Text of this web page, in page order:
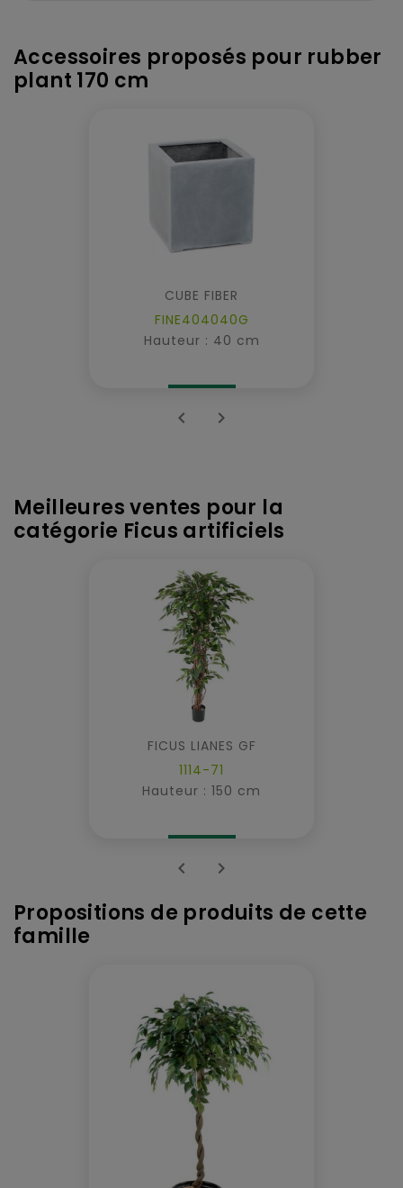
Accessoires proposés pour rubber
plant 170 cm
CUBE FIBER
FINE404040G
Hauteur : 40 cm
 
Meilleures ventes pour la
catégorie Ficus artificiels
FICUS LIANES GF
1114-71
Hauteur : 150 cm
 
Propositions de produits de cette
famille